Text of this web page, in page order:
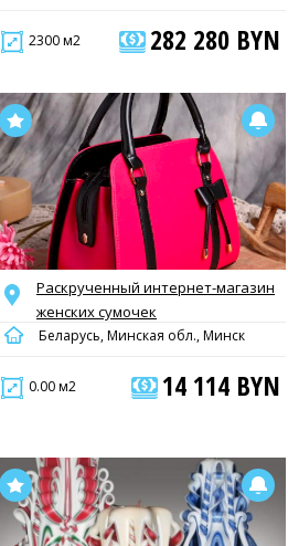
2300 м2 282 280 BYN
Раскрученный интернет-магазин
женских сумочек
Беларусь, Минская обл., Минск
0.00 м2 14 114 BYN